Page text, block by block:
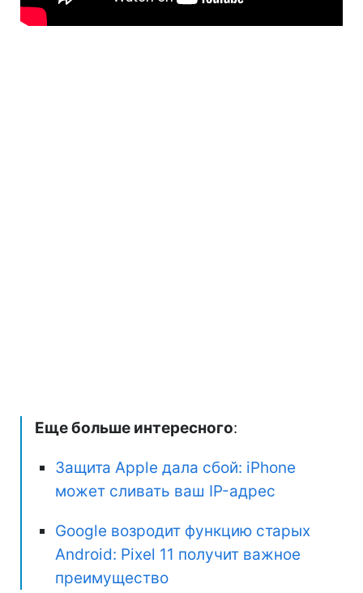
Еще больше интересного:
Защита Apple дала сбой: iPhone
может сливать ваш IP-адрес
Google возродит функцию старых
Android: Pixel 11 получит важное
преимущество